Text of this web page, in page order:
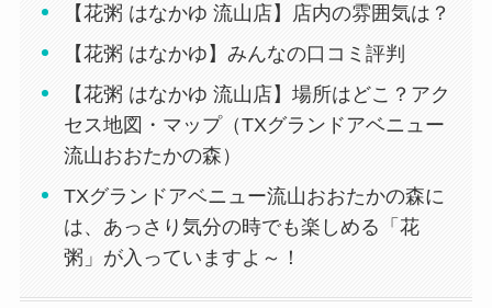
【花粥 はなかゆ 流山店】店内の雰囲気は？
【花粥 はなかゆ】みんなの口コミ評判
【花粥 はなかゆ 流山店】場所はどこ？アク
セス地図・マップ（TXグランドアベニュー
流山おおたかの森）
TXグランドアベニュー流山おおたかの森に
は、あっさり気分の時でも楽しめる「花
粥」が入っていますよ～！